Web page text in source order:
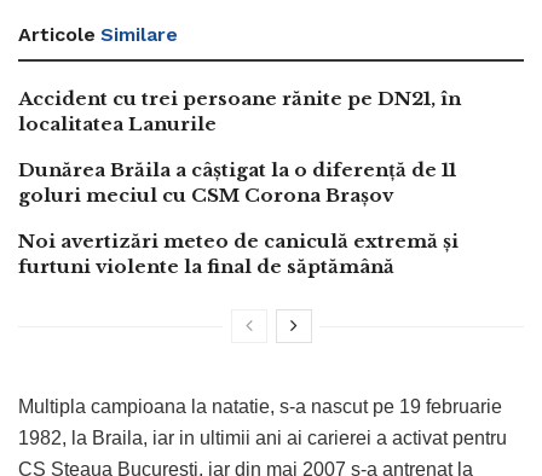
Articole Similare
Accident cu trei persoane rănite pe DN21, în
localitatea Lanurile
Dunărea Brăila a câștigat la o diferență de 11
goluri meciul cu CSM Corona Brașov
Noi avertizări meteo de caniculă extremă și
furtuni violente la final de săptămână
Multipla campioana la natatie, s-a nascut pe 19 februarie
1982, la Braila, iar in ultimii ani ai carierei a activat pentru
CS Steaua Bucuresti, iar din mai 2007 s-a antrenat la